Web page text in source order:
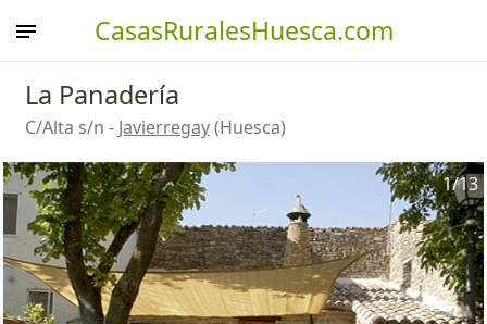
CasasRuralesHuesca.com
La Panadería
C/Alta s/n - Javierregay(Huesca)
1/13